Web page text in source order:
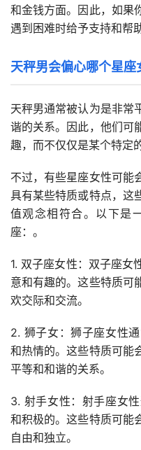
和金钱方面。因此，如果
遇到困难时给予支持和帮
天秤男会偏心哪个星座
天秤男通常被认为是非常
谐的关系。因此，他们可
趣，而不仅仅是某个特定
不过，有些星座女性可能
具有某些特质或特点，这
值观念相符合。以下是
座：。
1. 双子座女性：双子座女
意和有趣的。这些特质可
欢交际和交流。
2. 狮子女：狮子座女性
和热情的。这些特质可能
平等和和谐的关系。
3. 射手女性：射手座女
和积极的。这些特质可能
自由和独立。